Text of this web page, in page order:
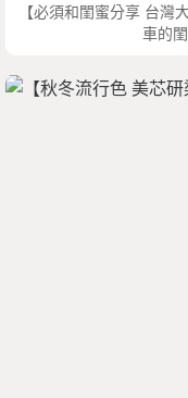
【必須和閨蜜分享 台灣
車的